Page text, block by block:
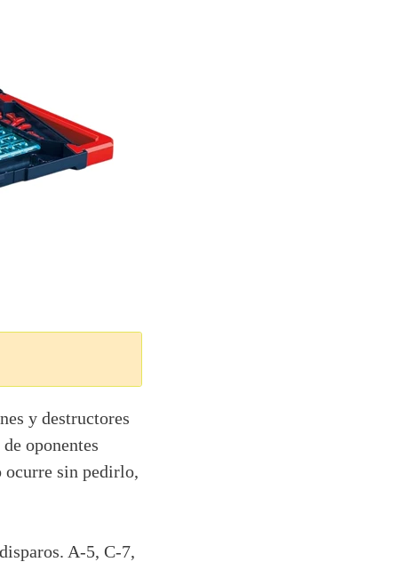
y destructores
oponentes
ocurre sin pedirlo,
A-5, C-7,